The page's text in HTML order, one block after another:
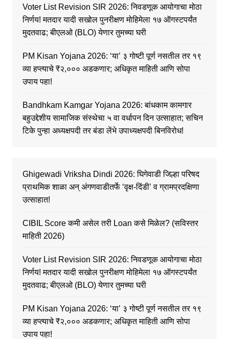
Voter List Revision SIR 2026: निवडणूक आयोगाचा मोठा
निर्णय! मतदार यादी सखोल पुनरीक्षण मोहिमेला १७ ऑगस्टपर्यंत
मुदतवाढ; बीएलओ (BLO) येणार तुमच्या घरी
PM Kisan Yojana 2026: ‘या’ ३ गोष्टी पूर्ण नसतील तर १९
व्या हप्त्याचे ₹२,००० अडकणार; अधिकृत माहिती आणि सोपा
उपाय पहा!
Bandhkam Kamgar Yojana 2026: बांधकाम कामगार
बहुउद्देशीय सामाजिक संस्थेचा ५ वा वर्धापन दिन उत्साहात; सचिन
टिके पुन्हा अध्यक्षपदी तर बंडा लेंभे उपाध्यक्षपदी बिनविरोध!
Ghigewadi Vriksha Dindi 2026: घिगेवाडी जिल्हा परिषद
प्राथमिक शाळा अन् अंगणवाडीतर्फे ‘वृक्ष-दिंडी’ व ग्रामप्रदक्षिणा
उत्साहात!
CIBIL Score कमी असेल तरी Loan कसे मिळेल? (सविस्तर
माहिती 2026)
Voter List Revision SIR 2026: निवडणूक आयोगाचा मोठा
निर्णय! मतदार यादी सखोल पुनरीक्षण मोहिमेला १७ ऑगस्टपर्यंत
मुदतवाढ; बीएलओ (BLO) येणार तुमच्या घरी
PM Kisan Yojana 2026: ‘या’ ३ गोष्टी पूर्ण नसतील तर १९
व्या हप्त्याचे ₹२,००० अडकणार; अधिकृत माहिती आणि सोपा
उपाय पहा!